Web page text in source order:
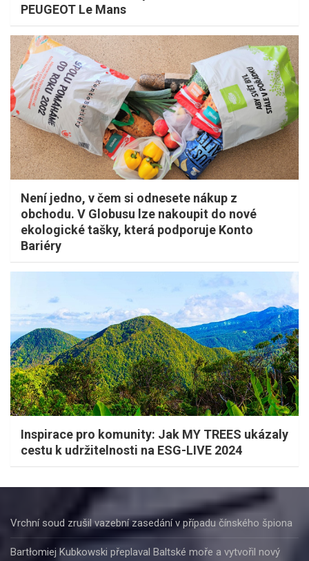
PEUGEOT Le Mans
Není jedno, v čem si odnesete nákup z
obchodu. V Globusu lze nakoupit do nové
ekologické tašky, která podporuje Konto
Bariéry
Inspirace pro komunity: Jak MY TREES ukázaly
cestu k udržitelnosti na ESG-LIVE 2024
Vrchní soud zrušil vazební zasedání v případu čínského špiona
Bartłomiej Kubkowski přeplaval Baltské moře a vytvořil nový